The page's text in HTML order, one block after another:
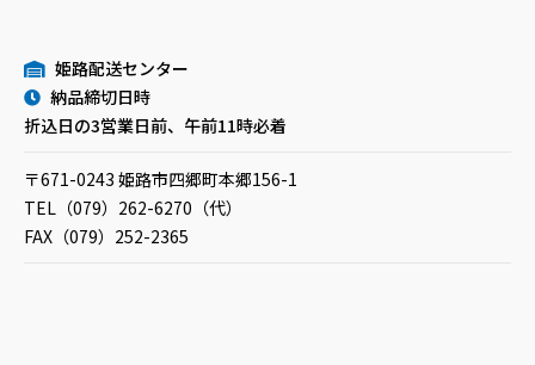
姫路配送センター
納品締切日時
折込日の3営業日前、午前11時必着
〒671-0243 姫路市四郷町本郷156-1
TEL（079）262-6270（代）
FAX（079）252-2365